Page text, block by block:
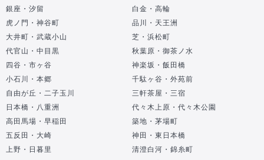
銀座・汐留
白金・高輪
虎ノ門・神谷町
品川・天王洲
大井町・武蔵小山
芝・浜松町
代官山・中目黒
秋葉原・御茶ノ水
四谷・市ヶ谷
神楽坂・飯田橋
小石川・本郷
千駄ヶ谷・外苑前
自由が丘・二子玉川
三軒茶屋・三宿
日本橋・八重洲
代々木上原・代々木公園
高田馬場・早稲田
築地・茅場町
五反田・大崎
神田・東日本橋
上野・日暮里
清澄白河・錦糸町